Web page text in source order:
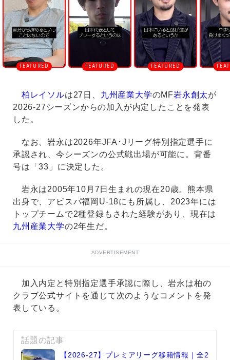
e
柏レイソルは27日、 九州産業大学のMF岩永創太が
2026-27シーズンからの加入が内定したことを発表
した。
なお、岩永は2026年JFA･Jリーグ特別指定選手に
承認され、今シーズンの公式戦出場が可能に。背番
号は「33」に決定した。
岩永は2005年10月7日生まれの現在20歳。熊本県
出身で、アビスパ福岡U-18にも所属し、2023年には
トップチームで2種登録もされた経験があり、現在は
九州産業大学の2年生だ。
ADVERTISEMENT
加入内定と特別指定選手承認に際し、岩永は柏の
クラブ公式サイトを通じて次のようなコメントを発
表している。
話題の記事
【2026-27】プレミアリーグ移籍情報｜全2